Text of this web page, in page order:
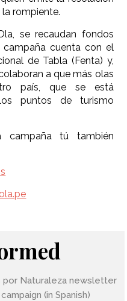
rompiente.
se recaudan fondos
campaña cuenta con el
de Tabla (Fenta) y,
a que más olas
país, que se está
puntos de turismo
campaña tú también
por Naturaleza newsletter
(in Spanish)